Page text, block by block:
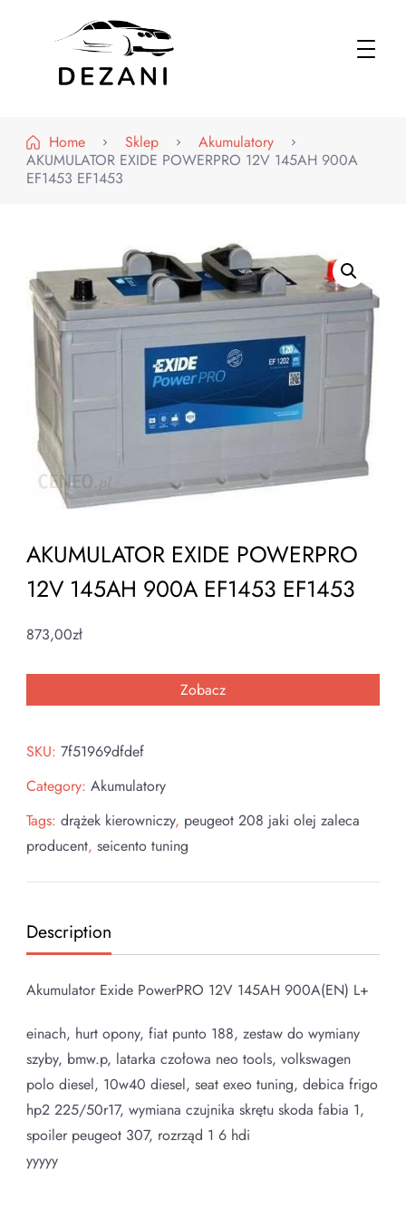
Home
Sklep
Akumulatory
AKUMULATOR EXIDE POWERPRO 12V 145AH 900A
EF1453 EF1453
AKUMULATOR EXIDE POWERPRO
12V 145AH 900A EF1453 EF1453
873,00zł
Zobacz
SKU: 7f51969dfdef
Category: Akumulatory
Tags: drążek kierowniczy, peugeot 208 jaki olej zaleca
producent, seicento tuning
Description
Akumulator Exide PowerPRO 12V 145AH 900A(EN) L+
einach, hurt opony, fiat punto 188, zestaw do wymiany
szyby, bmw.p, latarka czołowa neo tools, volkswagen
polo diesel, 10w40 diesel, seat exeo tuning, debica frigo
hp2 225/50r17, wymiana czujnika skrętu skoda fabia 1,
spoiler peugeot 307, rozrząd 1 6 hdi
yyyyy